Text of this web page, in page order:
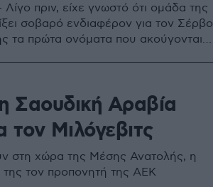
πριν, είχε γνωστό ότι ομάδα της
σοβαρό ενδιαφέρον για τον Σέρβο
τα πρώτα ονόματα που ακούγονται
Σαουδική Αραβία
τον Μιλόγεβιτς
στη χώρα της Μέσης Ανατολής, η
τον προπονητή της ΑΕΚ